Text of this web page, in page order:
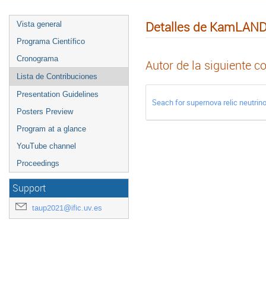
Vista general
Programa Científico
Cronograma
Lista de Contribuciones
Presentation Guidelines
Posters Preview
Program at a glance
YouTube channel
Proceedings
Support
taup2021@ific.uv.es
Detalles de
Autor de la siguiente
Seach for supernova relic